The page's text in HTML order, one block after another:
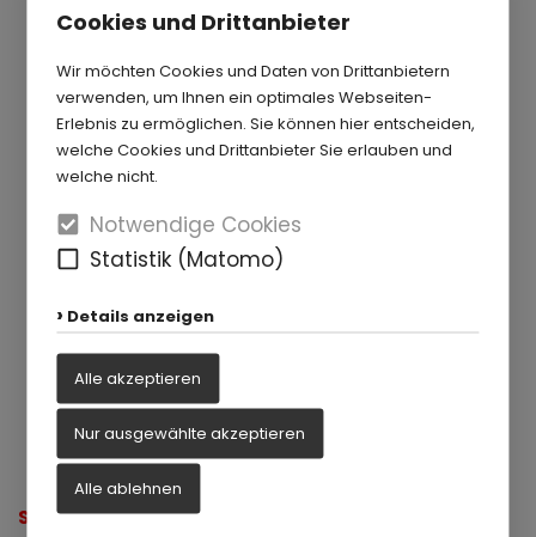
Cookies und Drittanbieter
Wir möchten Cookies und Daten von Drittanbietern
verwenden, um Ihnen ein optimales Webseiten-
Erlebnis zu ermöglichen. Sie können hier entscheiden,
welche Cookies und Drittanbieter Sie erlauben und
welche nicht.
Notwendige Cookies
Statistik (Matomo)
Details anzeigen
Alle akzeptieren
Nur ausgewählte akzeptieren
Alle ablehnen
Sich mit den Eltern abstimmen – ein Muss